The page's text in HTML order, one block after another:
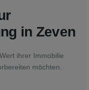
in Zeven
ihrer Immobilie
möchten.